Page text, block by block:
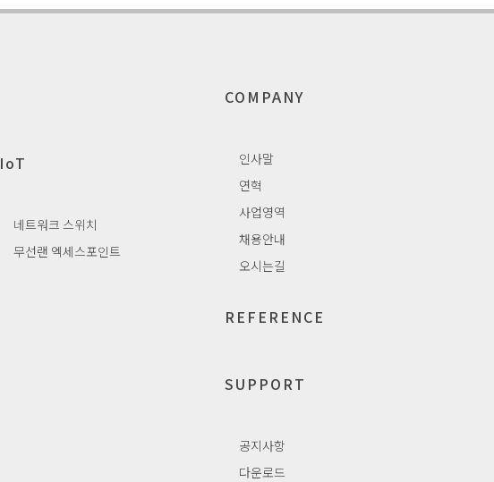
IoT
네트워크 스위치
무선랜 엑세스포인트
COMPANY
인사말
연혁
사업영역
채용안내
오시는길
REFERENCE
SUPPORT
공지사항
다운로드